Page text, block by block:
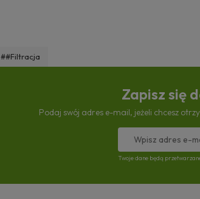
##Filtracja
Zapisz się
Podaj swój adres e-mail, jeżeli chcesz
Twoje dane będą